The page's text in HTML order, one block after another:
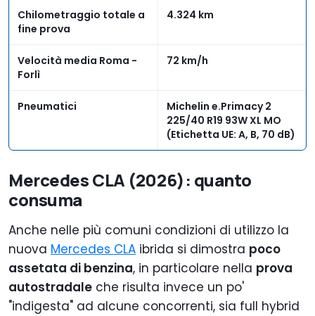
Chilometraggio totale a
fine prova
4.324 km
Velocità media Roma -
Forlì
72 km/h
Pneumatici
Michelin e.Primacy 2
225/40 R19 93W XL MO
(Etichetta UE: A, B, 70 dB)
Mercedes CLA (2026): quanto
consuma
Anche nelle più comuni condizioni di utilizzo la
nuova Mercedes CLA ibrida si dimostra poco
assetata di benzina, in particolare nella prova
autostradale che risulta invece un po'
"indigesta" ad alcune concorrenti, sia full hybrid